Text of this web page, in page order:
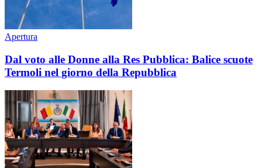
Apertura
Dal voto alle Donne alla Res Pubblica: Balice scuote
Termoli nel giorno della Repubblica